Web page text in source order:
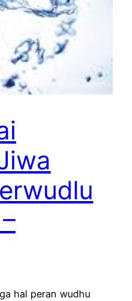
hal peran wudhu